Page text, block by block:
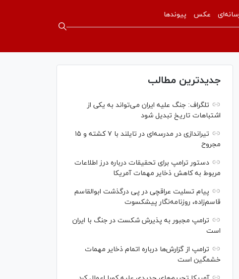
عکس پیوندها
جدیدترین مطالب
تلگراف: جنگ علیه ایران می‌تواند به یکی از
اشتباهات تاریخ تبدیل شود
تیراندازی در مدرسه‌ای در تایلند با ۷ کشته و ۱۵
مجروح
دستور ترامپ برای تحقیقات درباره درز اطلاعات
مربوط به کاهش ذخایر مهمات آمریکا
پیام تسلیت عراقچی در پی درگذشت ابوالقاسم
قاسم‌زاده، روزنامه‌نگار پیشکسوت
ترامپ مجبور به پذیرش شکست در جنگ با ایران
است
ترامپ از گزارش‌ها درباره اتمام ذخایر مهمات
خشمگین است